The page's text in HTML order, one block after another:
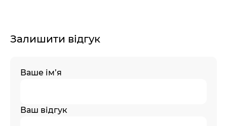
Залишити відгук
Ваше ім’я
Ваш відгук